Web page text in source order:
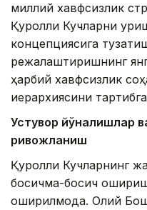
миллий хавфсизлик
Қуролли Кучларни
концепциясига
режалаштиришнинг
ҳарбий хавфсизлик
иерархиясини
Устувор йўналишлар
ривожланиш
Қуролли Кучларнинг
босқичма-босқич
оширилмоқда. Олий